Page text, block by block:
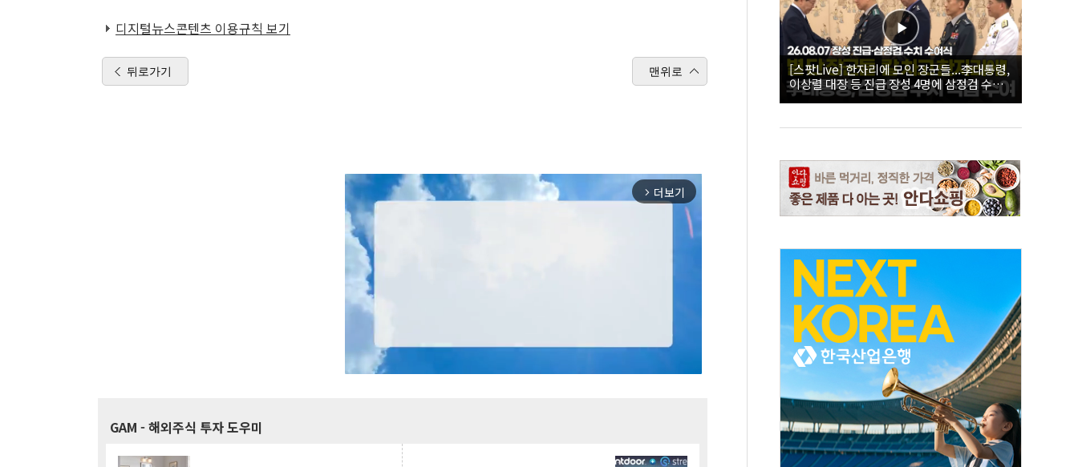
디지털뉴스콘텐츠 이용규칙 보기
뒤로가기 맨위로
arrow_forward_ios 더보기
GAM - 해외주식 투자 도우미
[스팟Live] 한자리에 모인 장군들...李대통령,
이상렬 대장 등 진급 장성 4명에 삼정검 수치
직접 수여｜26.08.07 장성 진급·삼정검 수치